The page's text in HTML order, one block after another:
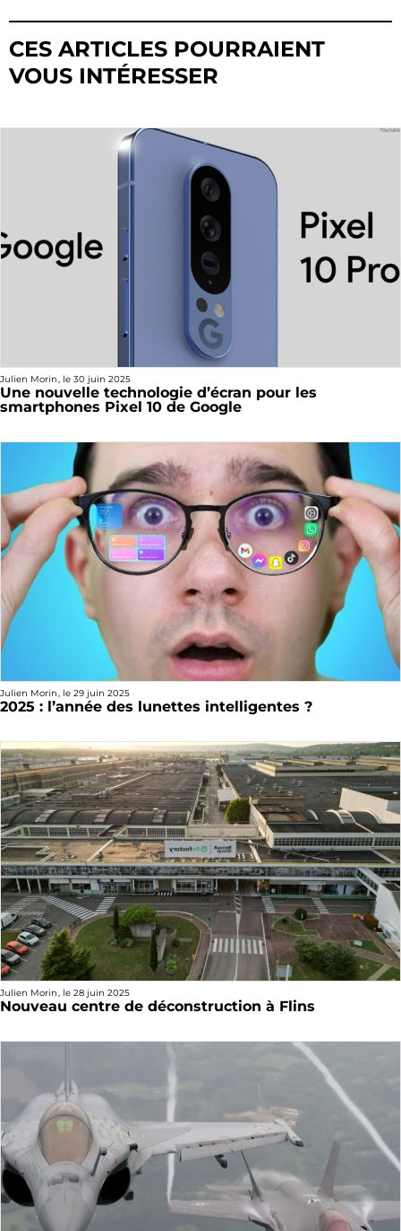
CES ARTICLES POURRAIENT
VOUS INTÉRESSER
Julien Morin, le 30 juin 2025
Une nouvelle technologie d’écran pour les
smartphones Pixel 10 de Google
Julien Morin, le 29 juin 2025
2025 : l’année des lunettes intelligentes ?
Julien Morin, le 28 juin 2025
Nouveau centre de déconstruction à Flins